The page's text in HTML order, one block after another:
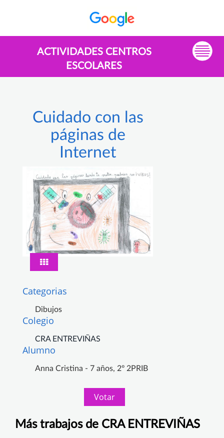
ACTIVIDADES CENTROS
ESCOLARES
Cuidado con las
páginas de
Internet
Categorias
Dibujos
Colegio
CRA ENTREVIÑAS
Alumno
Anna Cristina - 7 años, 2º 2PRIB
Votar
Más trabajos de CRA ENTREVIÑAS